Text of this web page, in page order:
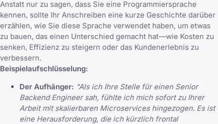
Anstatt nur zu sagen, dass Sie eine Programmiersprache
kennen, sollte Ihr Anschreiben eine kurze Geschichte darüber
erzählen, wie Sie diese Sprache verwendet haben, um etwas
zu bauen, das einen Unterschied gemacht hat—wie Kosten zu
senken, Effizienz zu steigern oder das Kundenerlebnis zu
verbessern.
Beispielaufschlüsselung:
Der Aufhänger: "Als ich Ihre Stelle für einen Senior
Backend Engineer sah, fühlte ich mich sofort zu Ihrer
Arbeit mit skalierbaren Microservices hingezogen. Es ist
eine Herausforderung, die ich kürzlich frontal